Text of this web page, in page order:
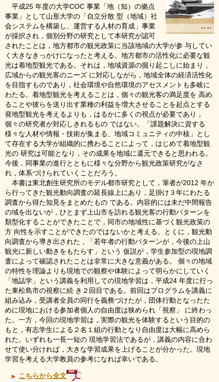
平成25 年度の大学COC 事業「地（知）の拠点
事業」として山形大学の「自立分散 型（地域）社
会システムを構築し、運営する人材の育成」事業
が採択され，個別分野の研究として本研究が認可
されたことは，地方都市の観光政策に当該地域の大学が参 与してい
く大きなきっかけになったと考える。地方都市の活性化に必要な観
光は着地型観光である。それは，地域資源の掘り起こしに始まり，
広域からの観光客のニーズ に対応しながら，地域全体の経済活性化
を目指すものであり，社会環境や自然環境のアセスメントも多岐に
わたる。着地型観光を考えることは，個々の観光客の満足度を 高め
ることや彼らを送り出す業種の利益を増大させることを起点とする
発地型観光を考えるよりも，はるかに多くの視点が必要であり，
個々の研究者が対応しきれるもの ではない。「課題解決に資する
様々な人材や情報・技術が集まる、地域コミュニティの中核」とし
て存在する大学が組織的に携わることによって，はじめて着地型観
光の 研究は可能となり，その成果を地域に還元できると思われる。
今後，同事業の進行とともに様々な分野から観光政策研究がなさ
れ，体系づけられていくことだろう。
本書は東北創生研究所のモデル都市研究として，筆者が2012 年か
ら行ってきた観光動向調査の延長線上にあり，足掛け３年にわたる
調査から得た知見をまとめたもの である。内容的には未だ中間報告
の域を出ないが，ひとまず上山市を訪れる観光客の行動パターンを
類型化することができたことで，同市の地域性に基づく観光政策の
方 向性を示すことができたのではないかと考える。とくに，観光動
向調査から導き出された，「若年者の行動パターンが，今後の上山
観光に新しい動きをもたらす」という 仮説が，学生参加型の現地調
査によって確認されたことは非常に大きな意義がある。 個々の地域
の特性を理論よりも現地での観察や体験によって明らかにしていく
「地誌学」という講義を利用しての現地学習は，平成24 年度に行っ
た東松島市の視察に続 き２回目である。前回はプログラムを講義に
組み込み，受講者全員の同行を義務づけたが，団体行動となったた
めに現地における参加者個人の自由度は狭められ「視察」 に終わっ
た。一方，今回の現地学習は，実際の観光を体験するという目的の
もと，有志学生による２名１組の行動となり自由度は大幅に高めら
れた。いずれも一長一短の 現地学習法であるが，講義の内容に合わ
せて使い分ければ，大きな学習成果を上げることが分かった。現地
学習を考える大学教員の参考になれば幸いである。
こちらから全文